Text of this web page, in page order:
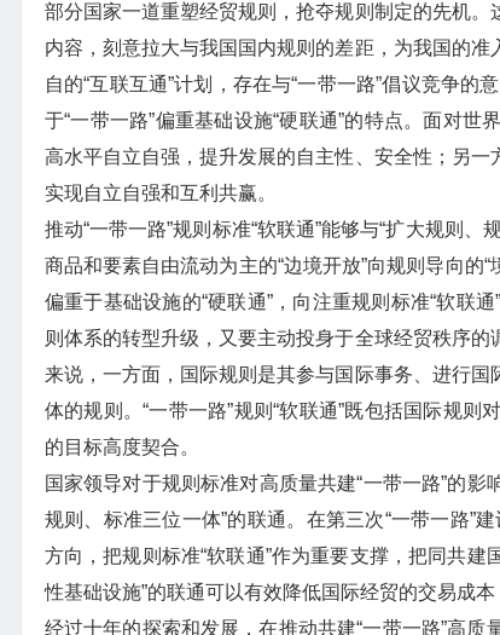
部分国家一道重塑经贸规则，抢夺规则制定的先机
内容，刻意拉大与我国国内规则的差距，为我国的
自的“互联互通”计划，存在与“一带一路”倡议竞争的
于“一带一路”偏重基础设施“硬联通”的特点。面对
高水平自立自强，提升发展的自主性、安全性；另
实现自立自强和互利共赢。
推动“一带一路”规则标准“软联通”能够与“扩大规则
商品和要素自由流动为主的“边境开放”向规则导向的
偏重于基础设施的“硬联通”，向注重规则标准“软联
则体系的转型升级，又要主动投身于全球经贸秩序
来说，一方面，国际规则是其参与国际事务、进行
体的规则。“一带一路”规则“软联通”既包括国际规
的目标高度契合。
国家领导对于规则标准对高质量共建“一带一路”的影
规则、标准三位一体”的联通。在第三次“一带一路”
方向，把规则标准“软联通”作为重要支撑，把同共建
性基础设施”的联通可以有效降低国际经贸的交易成
经过十年的探索和发展，在推动共建“一带一路”高